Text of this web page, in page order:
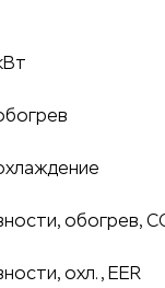
обогрев,
охл., EER